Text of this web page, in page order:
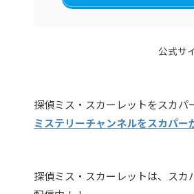
公式サ
探偵ミス・スカーレットをスカ
ミステリーチャンネルをスカパ
探偵ミス・スカーレットは、ス